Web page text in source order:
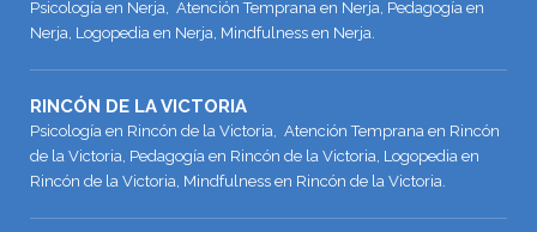
Psicología en Nerja, Atención Temprana en Nerja, Pedagogía en
Nerja, Logopedia en Nerja, Mindfulness en Nerja.
RINCÓN DE LA VICTORIA
Psicología en Rincón de la Victoria, Atención Temprana en Rincón
de la Victoria, Pedagogía en Rincón de la Victoria, Logopedia en
Rincón de la Victoria, Mindfulness en Rincón de la Victoria.